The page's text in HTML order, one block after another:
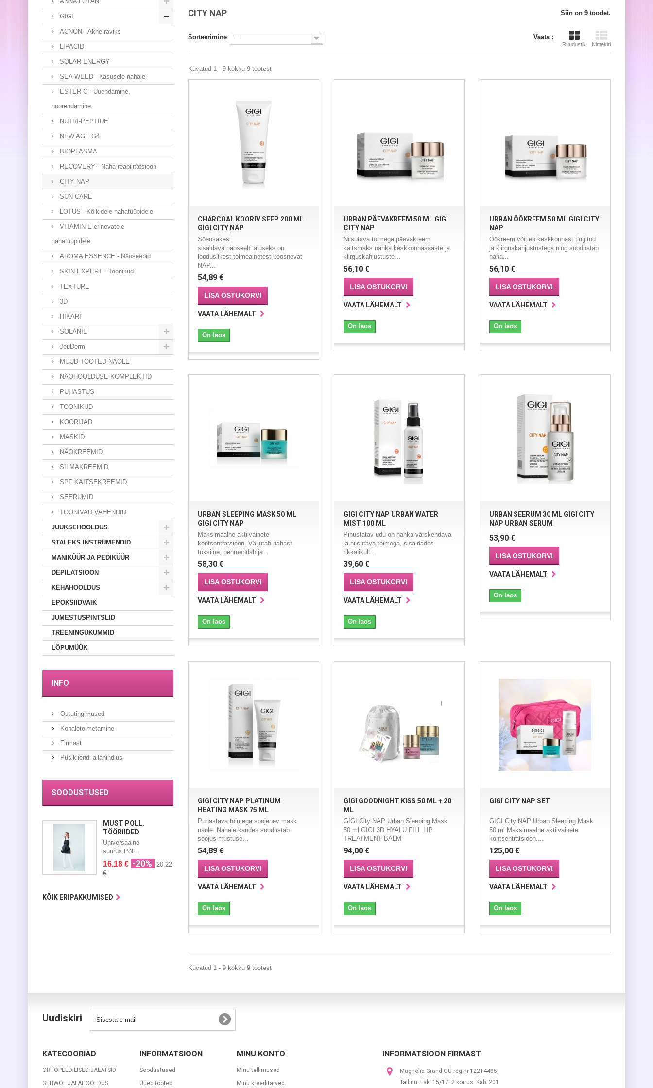
GIGI
ACNON - Akne raviks
LIPACID
SOLAR ENERGY
SEA WEED - Кasusele nahale
ESTER C - Uuendamine,
noorendamine
NUTRI-PEPTIDE
NEW AGE G4
BIOPLASMA
RECOVERY - Naha reabilitatsioon
CITY NAP
SUN CARE
LOTUS - Kõikidele nahatüüpidele
VITAMIN E erinevatele
nahatüüpidele
AROMA ESSENCE - Näoseebid
SKIN EXPERT - Toonikud
TEXTURE
3D
HIKARI
SOLANIE
JeuDerm
MUUD TOOTED NÄOLE
NÄOHOOLDUSE KOMPLEKTID
PUHASTUS
TOONIKUD
KOORIJAD
MASKID
NÄOKREEMID
SILMAKREEMID
SPF KAITSEKREEMID
SEERUMID
TOONIVAD VAHENDID
JUUKSEHOOLDUS
STALEKS INSTRUMENDID
MANIKÜÜR JA PEDIKÜÜR
DEPILATSIOON
KEHAHOOLDUS
EPOKSIIDVAIK
JUMESTUSPINTSLID
TREENINGUKUMMID
LÕPUMÜÜK
INFO
Ostutingimused
Kohaletoimetamine
Firmast
Püsikliendi allahindlus
SOODUSTUSED
MUST PÕLL.
TÖÖRIIDED
Universaalne
suurus.Põll...
16,18 € -20%
20,22
€
KÕIK ERIPAKKUMISED
CITY NAP Siin on 9 toodet.
Vaata :
Ruudustik Nimekiri
Sorteerimine --
Kuvatud 1 - 9 kokku 9 tootest
CHARCOAL KOORIV SEEP 200 ML
GIGI CITY NAP
Söeosakesi
sisaldava näoseebi aluseks on
looduslikest toimeainetest koosnevat
NAP...
54,89 €
LISA OSTUKORVI
VAATA LÄHEMALT
On laos
URBAN PÄEVAKREEM 50 ML GIGI
CITY NAP
Niisutava toimega päevakreem
kaitsmaks nahka keskkonnasaaste ja
kiirguskahjustuste...
56,10 €
LISA OSTUKORVI
VAATA LÄHEMALT
On laos
URBAN ÖÖKREEM 50 ML GIGI CITY
NAP
Öökreem võitleb keskkonnast tingitud
ja kiirguskahjustustega ning soodustab
naha...
56,10 €
LISA OSTUKORVI
VAATA LÄHEMALT
On laos
URBAN SLEEPING MASK 50 ML
GIGI CITY NAP
Maksimaalne aktiivainete
kontsentratsioon. Väljutab nahast
toksiine, pehmendab ja...
58,30 €
LISA OSTUKORVI
VAATA LÄHEMALT
On laos
GIGI CITY NAP URBAN WATER
MIST 100 ML
Pihustatav udu on nahka värskendava
ja niisutava toimega, sisaldades
rikkalikult...
39,60 €
LISA OSTUKORVI
VAATA LÄHEMALT
On laos
URBAN SEERUM 30 ML GIGI CITY
NAP URBAN SERUM
53,90 €
LISA OSTUKORVI
VAATA LÄHEMALT
On laos
GIGI CITY NAP PLATINUM
HEATING MASK 75 ML
Puhastava toimega soojenev mask
näole. Nahale kandes soodustab
soojus mustuse...
54,89 €
LISA OSTUKORVI
VAATA LÄHEMALT
On laos
GIGI GOODNIGHT KISS 50 ML + 20
ML
GIGI City NAP Urban Sleeping Mask
50 ml GIGI 3D HYALU FILL LIP
TREATMENT BALM
94,00 €
LISA OSTUKORVI
VAATA LÄHEMALT
On laos
GIGI CITY NAP SET
GIGI City NAP Urban Sleeping Mask
50 ml Maksimaalne aktiivainete
kontsentratsioon....
125,00 €
LISA OSTUKORVI
VAATA LÄHEMALT
On laos
Kuvatud 1 - 9 kokku 9 tootest
Uudiskiri
KATEGOORIAD
ORTOPEEDILISED JALATSID
GEHWOL JALAHOOLDUS
INFORMATSIOON
Soodustused
Uued tooted
MINU KONTO
Minu tellimused
Minu kreeditarved
INFORMATSIOON FIRMAST
Magnolia Grand OÜ reg nr.12214485,
Tallinn. Laki 15/17. 2 korrus. Kab. 201